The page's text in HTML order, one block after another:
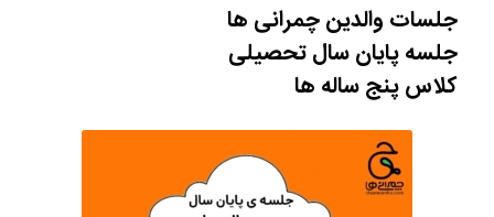
جلسات والدین چمرانی ها
جلسه پایان سال تحصیلی
کلاس پنج ساله ها